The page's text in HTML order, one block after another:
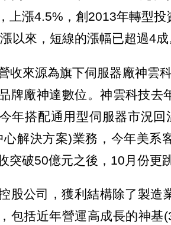
上漲4.5%，創2013年轉型
以來，短線的漲幅已超過4成
收來源為旗下伺服器廠神雲
牌廠神達數位。神雲科技去
年搭配通用型伺服器市況
心解決方案)業務，今年美系
突破50億元之後，10月份更
股公司，獲利結構除了製造
包括近年營運高成長的神基